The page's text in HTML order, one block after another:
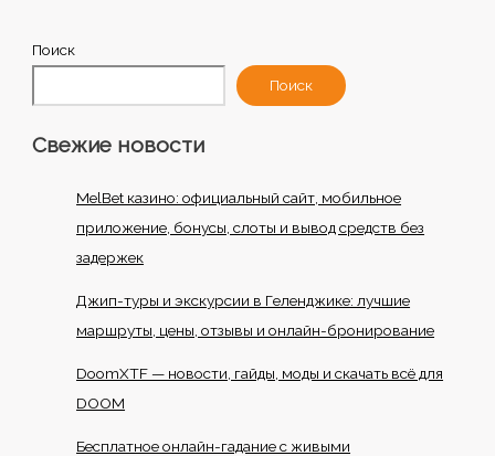
Поиск
Поиск
Свежие новости
MelBet казино: официальный сайт, мобильное
приложение, бонусы, слоты и вывод средств без
задержек
Джип-туры и экскурсии в Геленджике: лучшие
маршруты, цены, отзывы и онлайн-бронирование
DoomXTF — новости, гайды, моды и скачать всё для
DOOM
Бесплатное онлайн-гадание с живыми